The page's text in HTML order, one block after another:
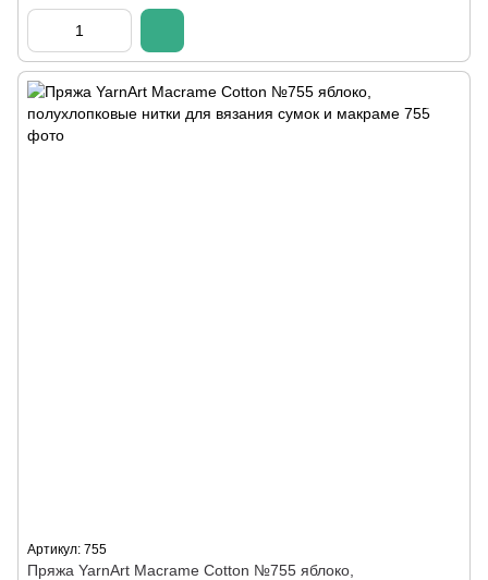
Артикул: 755
Пряжа YarnArt Macrame Cotton №755 яблоко,